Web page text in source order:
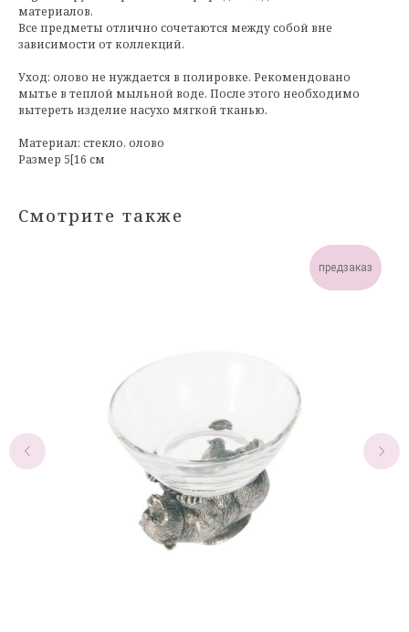
материалов.
Все предметы отлично сочетаются между собой вне
зависимости от коллекций.
Уход: олово не нуждается в полировке. Рекомендовано
мытье в теплой мыльной воде. После этого необходимо
вытереть изделие насухо мягкой тканью.
Материал: стекло, олово
Размер 5[16 см
Смотрите также
предзаказ